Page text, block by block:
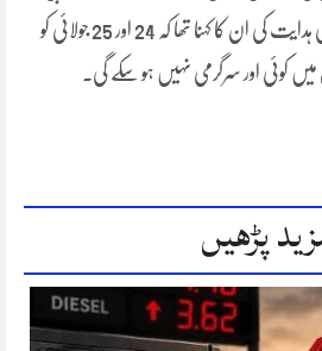
تمام تر انتظامات مکمل کرنے کی ہدایت کی ان کا کہنا تھا کہ 24 اور 25 جولائی کو
کوئی اور سرگرمی نہیں ہو سکے گی۔
پڑھیں